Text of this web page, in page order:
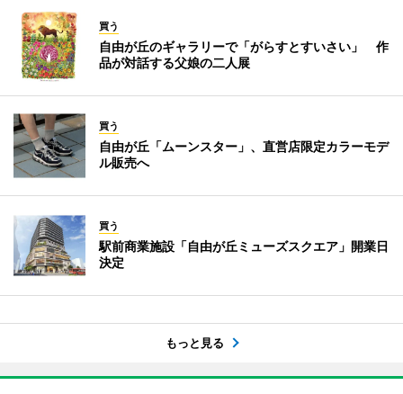
買う
自由が丘のギャラリーで「がらすとすいさい」 作
品が対話する父娘の二人展
買う
自由が丘「ムーンスター」、直営店限定カラーモデ
ル販売へ
買う
駅前商業施設「自由が丘ミューズスクエア」開業日
決定
もっと見る